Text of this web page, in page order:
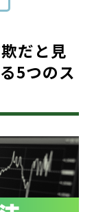
だと見
5つのス